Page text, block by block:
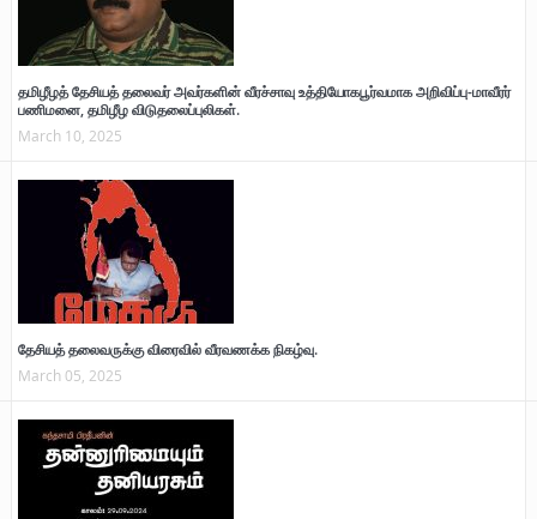
தமிழீழத் தேசியத் தலைவர் அவர்களின் வீரச்சாவு உத்தியோகபூர்வமாக அறிவிப்பு-மாவீரர்
பணிமனை, தமிழீழ விடுதலைப்புலிகள்.
March 10, 2025
தேசியத் தலைவருக்கு விரைவில் வீரவணக்க நிகழ்வு.
March 05, 2025